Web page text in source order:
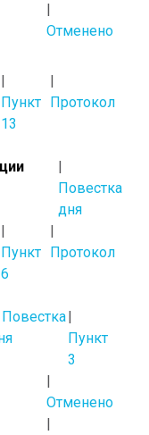
Отменено
Пункт
13
Протокол
Повестка
дня
Пункт
6
Протокол
Повестка
Пункт
3
Отменено